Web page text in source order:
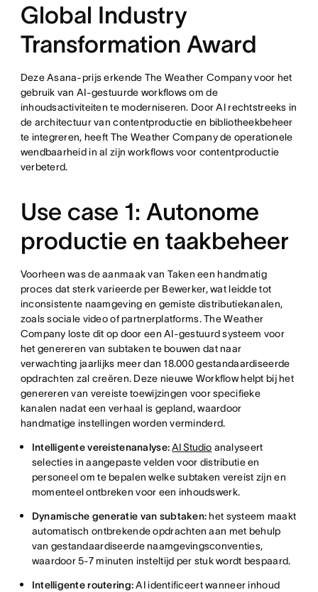
Global Industry
Transformation Award
Deze Asana-prijs erkende The Weather Company voor het
gebruik van AI-gestuurde workflows om de
inhoudsactiviteiten te moderniseren. Door AI rechtstreeks in
de architectuur van contentproductie en bibliotheekbeheer
te integreren, heeft The Weather Company de operationele
wendbaarheid in al zijn workflows voor contentproductie
verbeterd.
Use case 1: Autonome
productie en taakbeheer
Voorheen was de aanmaak van Taken een handmatig
proces dat sterk varieerde per Bewerker, wat leidde tot
inconsistente naamgeving en gemiste distributiekanalen,
zoals sociale video of partnerplatforms. The Weather
Company loste dit op door een AI-gestuurd systeem voor
het genereren van subtaken te bouwen dat naar
verwachting jaarlijks meer dan 18.000 gestandaardiseerde
opdrachten zal creëren. Deze nieuwe Workflow helpt bij het
genereren van vereiste toewijzingen voor specifieke
kanalen nadat een verhaal is gepland, waardoor
handmatige instellingen worden verminderd.
Intelligente vereistenanalyse:AI Studio analyseert
selecties in aangepaste velden voor distributie en
personeel om te bepalen welke subtaken vereist zijn en
momenteel ontbreken voor een inhoudswerk.
Dynamische generatie van subtaken:het systeem maakt
automatisch ontbrekende opdrachten aan met behulp
van gestandaardiseerde naamgevingsconventies,
waardoor 5-7 minuten insteltijd per stuk wordt bespaard.
Intelligente routering:AI identificeert wanneer inhoud